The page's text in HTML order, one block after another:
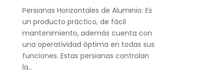
Persianas Horizontales de Aluminio: Es
un producto práctico, de fácil
mantenimiento, además cuenta con
una operatividad óptima en todas sus
funciones. Estas persianas controlan
la…